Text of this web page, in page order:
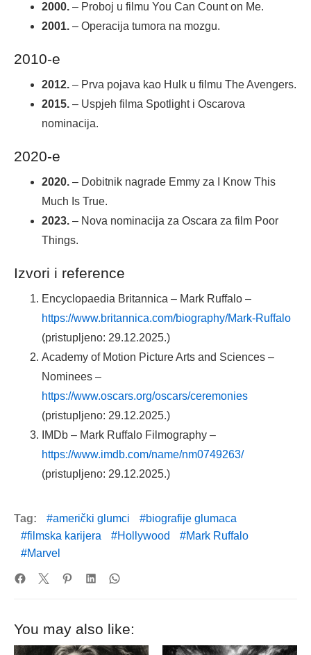
2000. – Proboj u filmu You Can Count on Me.
2001. – Operacija tumora na mozgu.
2010-e
2012. – Prva pojava kao Hulk u filmu The Avengers.
2015. – Uspjeh filma Spotlight i Oscarova
nominacija.
2020-e
2020. – Dobitnik nagrade Emmy za I Know This
Much Is True.
2023. – Nova nominacija za Oscara za film Poor
Things.
Izvori i reference
Encyclopaedia Britannica – Mark Ruffalo –
https://www.britannica.com/biography/Mark-Ruffalo
(pristupljeno: 29.12.2025.)
Academy of Motion Picture Arts and Sciences –
Nominees –
https://www.oscars.org/oscars/ceremonies
(pristupljeno: 29.12.2025.)
IMDb – Mark Ruffalo Filmography –
https://www.imdb.com/name/nm0749263/
(pristupljeno: 29.12.2025.)
Tag: američki glumci
biografije glumaca
filmska karijera
Hollywood
Mark Ruffalo
Marvel
You may also like: